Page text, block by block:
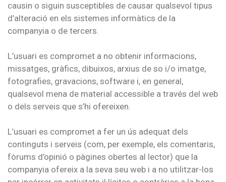
causin o siguin susceptibles de causar qualsevol tipus
d’alteració en els sistemes informàtics de la
companyia o de tercers.
L’usuari es compromet a no obtenir informacions,
missatges, gràfics, dibuixos, arxius de so i/o imatge,
fotografies, gravacions, software i, en general,
qualsevol mena de material accessible a través del web
o dels serveis que s’hi ofereixen.
L’usuari es compromet a fer un ús adequat dels
continguts i serveis (com, per exemple, els comentaris,
fòrums d’opinió o pàgines obertes al lector) que la
companyia ofereix a la seva seu web i a no utilitzar-los